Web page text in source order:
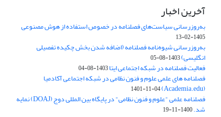
آخرین اخبار
به‌روزرسانی سیاست‌های فصلنامه در خصوص استفاده از هوش مصنوعی
1405-02-13
به‌روزرسانی شیوه‌نامه فصلنامه (اضافه شدن بخش چکیده تفصیلی
انگلیسی)1403-08-05
فعالیت فصلنامه در شبکه اجتماعی ایتا1403-08-04
فصلنامه های علمی علوم و فنون نظامی در شبکه اجتماعی آکادمیا
(Academia.edu)
1401-11-04
فصلنامه علمی "علوم و فنون نظامی" در پایگاه بین المللی دوج (DOAJ) نمایه
شد.1400-11-19